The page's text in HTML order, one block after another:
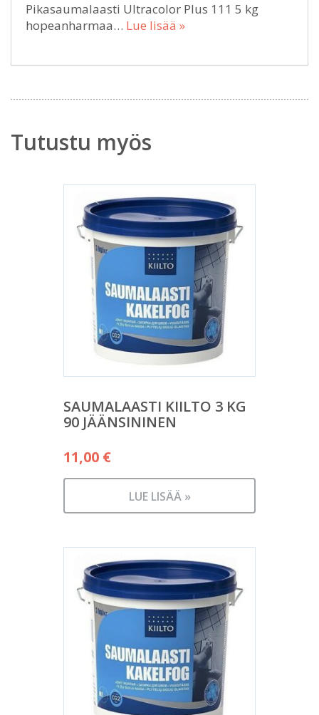
Pikasaumalaasti Ultracolor Plus 111 5 kg
hopeanharmaa… Lue lisää »
Tutustu myös
SAUMALAASTI KIILTO 3 KG
90 JÄÄNSININEN
11,00 €
LUE LISÄÄ »